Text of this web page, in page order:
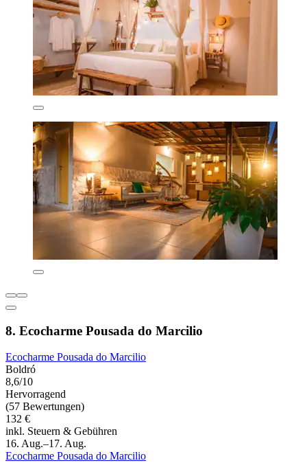
8. Ecocharme Pousada do Marcilio
Ecocharme Pousada do Marcilio
Boldró
8,6/10
Hervorragend
(57 Bewertungen)
132 €
inkl. Steuern & Gebühren
16. Aug.–17. Aug.
Ecocharme Pousada do Marcilio